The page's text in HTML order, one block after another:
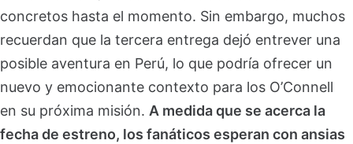
concretos hasta el momento. Sin embargo, muchos
recuerdan que la tercera entrega dejó entrever una
posible aventura en Perú, lo que podría ofrecer un
nuevo y emocionante contexto para los O’Connell
en su próxima misión. A medida que se acerca la
fecha de estreno, los fanáticos esperan con ansias